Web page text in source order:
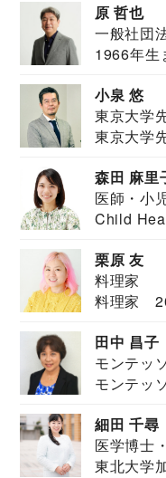
原 哲也
一般社団
JAPAN代
1966年生
小泉 悠
東京大学
東京大学
森田 麻里
医師・小
Child
栗原 友
料理家
料理家
田中 昌子
モンテッ
ズハウス
モンテッ
細田 千尋
医学博士
東北大学